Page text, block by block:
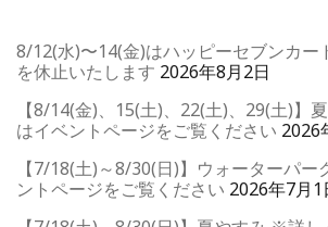
8/12(水)〜14(金)はハッピーセブンカー
を休止いたします 2026年8月2日
【8/14(金)、15(土)、22(土)、29(土)】
はイベントページをご覧ください 2026
【7/18(土)～8/30(日)】ウォーターパ
ントページをご覧ください 2026年7月1